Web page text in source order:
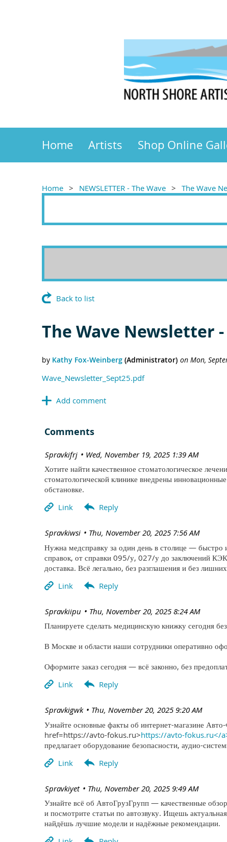
Home Artists Shop Online
Home NEWSLETTER - The Wave The Wave
Back to list
The Wave Newsletter
Wave_Newsletter_Sept25.pdf
Comments
Wed, November 19, 2025 1:39 AM
| Spravkifrj
Хотите найти качественное стоматологическое
стоматологической клинике внедрены
обстановке.
Thu, November 20, 2025 7:56 AM
| Spravkiwsi
Нужна медсправку за один день в столице —
справок, от справки 095/у, 027/у до заключений
доставка. Всё легально, без разглашения и без
Thu, November 20, 2025 8:24 AM
| Spravkiipu
Планируете сделать медицинскую книжку сегодня
В Москве и области наши сотрудники оперативно
Оформите заказ сегодня — всё законно, без
Thu, November 20, 2025 9:20 AM
| Spravkigwk
Узнайте основные факты об интернет-магазине
href=https://avto-fokus.ru>https://avto-fokus.ru</
предлагает оборудование безопасности, аудио-
Thu, November 20, 2025 9:49 AM
| Spravkiyet
Узнайте всё об АвтоГрузГрупп — качественные
и посмотрите статьи по автозвуку. Ищешь
найдёшь лучшие модели и надёжные рекомендации.